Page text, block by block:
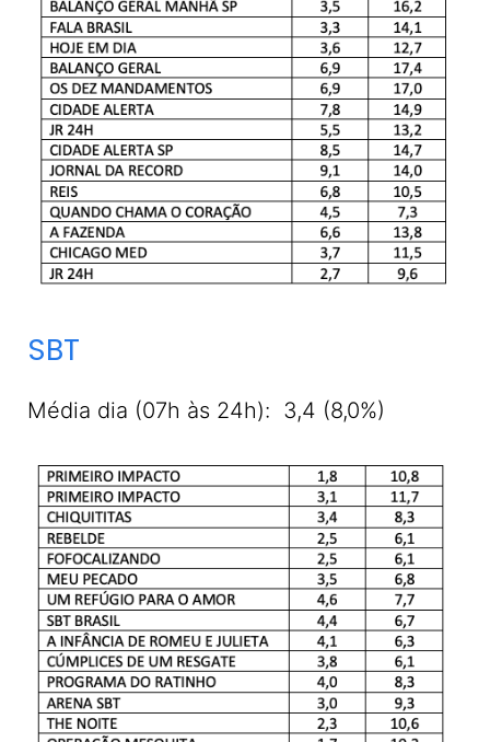
SBT
Média dia (07h às 24h): 3,4 (8,0%)